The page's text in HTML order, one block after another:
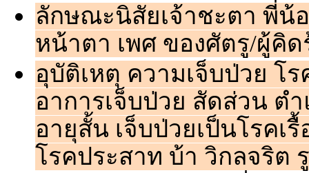
ลักษณะนิสัยเจ้าชะตา พี่น้
หน้าตา เพศ ของศัตรู/ผู้คิด
อุบัติเหตุ ความเจ็บป่วย โ
อาการเจ็บป่วย สัดส่วน ต
อายุสั้น เจ็บป่วยเป็นโรคเ
โรคประสาท บ้า วิกลจริต